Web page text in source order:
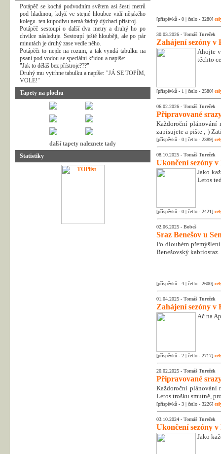
Potápěč se kochá podvodním světem asi šesti metrů
pod hladinou, když ve stejné hloubce vidí nějakého
kolegu. ten kupodivu nemá žádný dýchací přístroj.
Potápěč sestoupí o další dva metry a druhý ho po
chvilce následuje. Sestoupí ještě hlouběji, ale po pár
minutách je druhý zase vedle něho.
Potápěči to nejde na rozum, a tak vyndá tabulku na
psaní pod vodou se speciální křídou a napíše:
"Jak to děláš bez přístroje???"
Druhý mu vytrhne tabulku a napíše: "JÁ SE TOPÍM,
VOLE!"
Tapety na plochu
další tapety naleznete tady
Statistiky
[příspěvků - 0 | četlo - 3280]
30.03.2026 - Tomáš Tureček
Zahájení sezóny v
Ahojte
těchto
[příspěvků - 1 | četlo - 2580]
06.02.2026 - Tomáš Tureček
Připravované
Každoroční plánování
zapisujete a pište ;-)
[příspěvků - 0 | četlo - 2389]
08.10.2025 - Tomáš Tureček
Ukončení sezóny v
Jako
Letos
[příspěvků - 0 | četlo - 2421]
02.06.2025 - Bobeš
Sraz Benešov u
Po dlouhém
Benešovský kabriosraz.
[příspěvků - 4 | četlo - 2600]
01.04.2025 - Tomáš Tureček
Zahájení sezóny v
Ač na
[příspěvků - 2 | četlo - 2717]
20.02.2025 - Tomáš Tureček
Připravované
Každoroční plánování
Letos trošku smutně,
[příspěvků - 3 | četlo - 3226]
03.10.2024 - Tomáš Tureček
Ukončení sezóny v
Jako